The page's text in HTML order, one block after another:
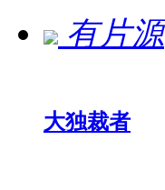
有片源
大独裁者